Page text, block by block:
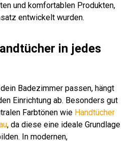
und komfortablen Produkten,
entwickelt wurden.
in jedes
Badezimmer passen, hängt
Einrichtung ab. Besonders gut
Farbtönen wie Handtücher
, da diese eine ideale Grundlage
In modernen,